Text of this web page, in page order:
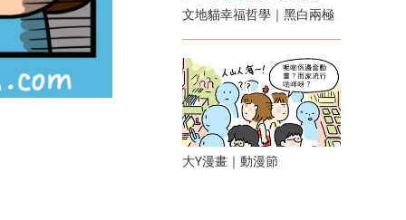
文地貓幸福哲學｜黑白兩極
大Y漫畫｜動漫節